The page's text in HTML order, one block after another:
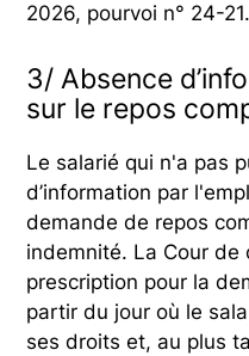
2026, pourvoi n° 24-
3/ Absence
sur le repos
Le salarié qui n'a pas
d’information par
demande de repos
indemnité. La Cour de
prescription pour la
partir du jour où le
ses droits et, au plus